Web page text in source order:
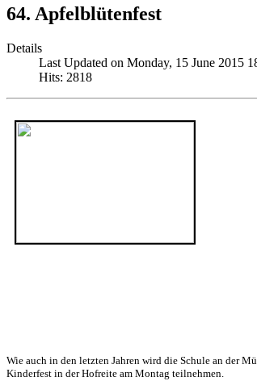
64. Apfelblütenfest
Details
Last Updated on Monday, 15 June 2015
Hits: 2818
Wie auch in den letzten Jahren wird die Schule an der
Kinderfest in der Hofreite am Montag teilnehmen.